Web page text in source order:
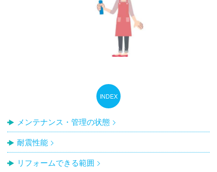
メンテナンス・管理の状態
耐震性能
リフォームできる範囲